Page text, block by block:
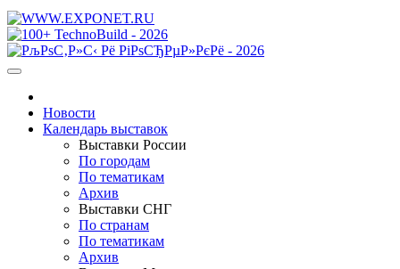
Новости
Календарь выставок
Выставки России
По городам
По тематикам
Архив
Выставки СНГ
По странам
По тематикам
Архив